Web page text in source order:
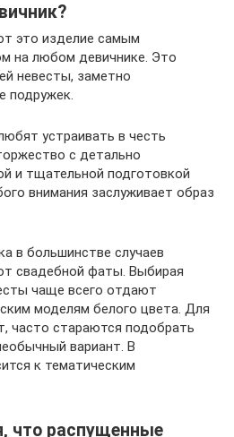
это изделие самым
на любом девичнике. Это
невесты, заметно
подружек.
устраивать в честь
с детально
и тщательной подготовкой
внимания заслуживает образ
в большинстве случаев
свадебной фаты. Выбирая
чаще всего отдают
моделям белого цвета. Для
часто стараются подобрать
вариант. В
к тематическим
что распущенные